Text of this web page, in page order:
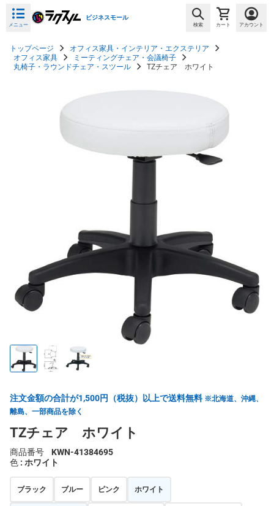
メニュー
ビジネスモール
検索 カート アカウント
トップページ
オフィス家具・インテリア・エクステリア
オフィス家具
ミーティングチェア・会議椅子
丸椅子・ラウンドチェア・スツール
TZチェア ホワイト
注文金額の合計が1,500円（税抜）以上で送料無料 ※北海道、沖縄、
離島、一部商品を除く
TZチェア ホワイト
商品番号
KWN-41384695
色 : ホワイト
ブラック ブルー ピンク ホワイト